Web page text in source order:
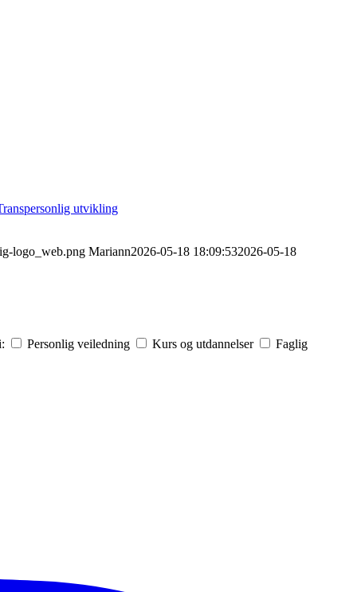
utvikling
logo_web.png Mariann2026-05-18 18:09:532026-05-18
Personlig veiledning Kurs og utdannelser Faglig